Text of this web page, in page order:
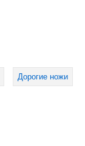
Дорогие ножи